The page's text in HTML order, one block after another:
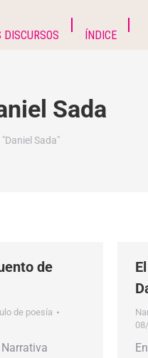
DISCURSOS ÍNDICE
Sada
Sada"
de
de poesía